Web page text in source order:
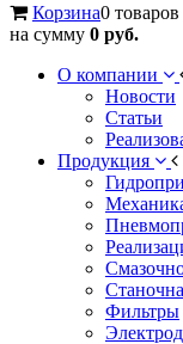
Корзина0 товаров
на сумму 0 руб.
О компании
Новости
Статьи
Продукция
Фильтры